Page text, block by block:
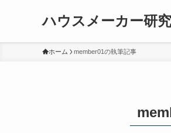
ハウスメーカー研
ホーム member01の執筆記事